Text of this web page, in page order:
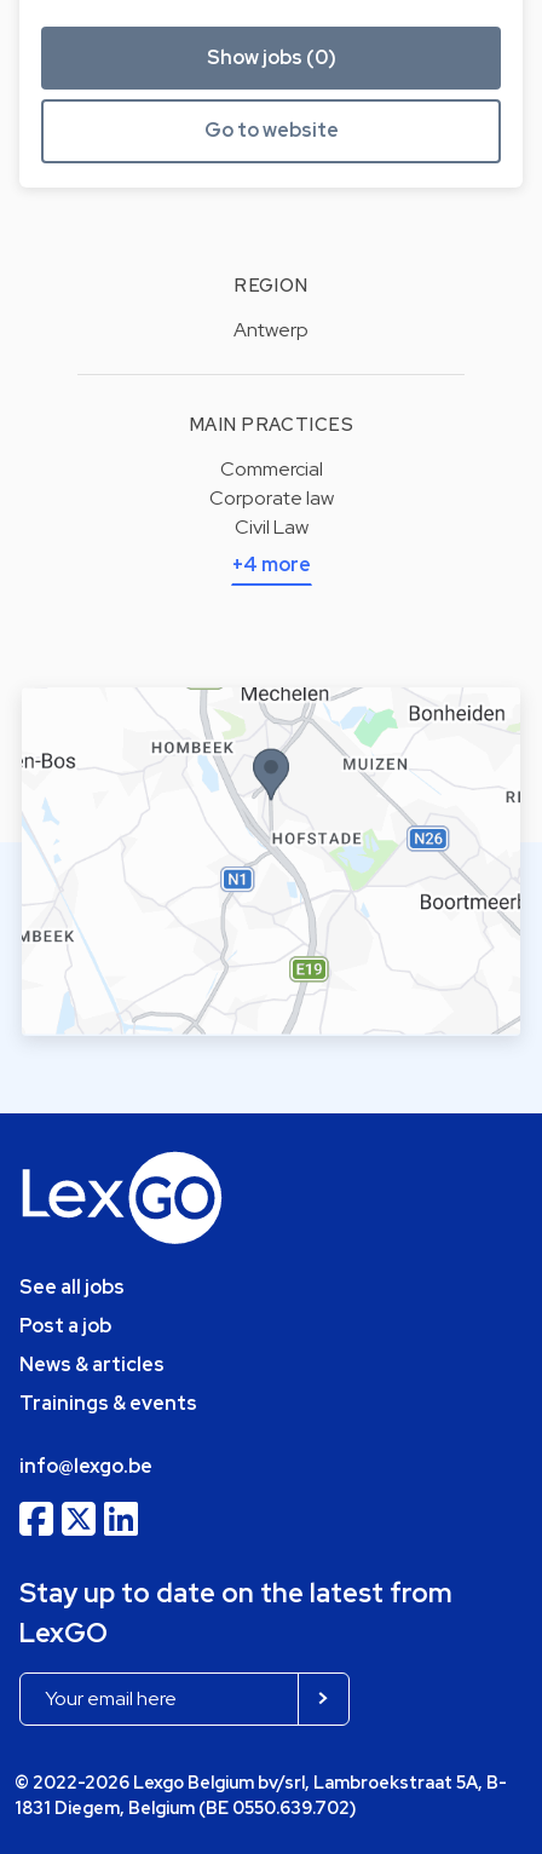
Show jobs (0)
Go to website
REGION
Antwerp
MAIN PRACTICES
Commercial
Corporate law
Civil Law
+4 more
See all jobs
Post a job
News & articles
Trainings & events
info@lexgo.be
Stay up to date on the latest from
LexGO
© 2022-2026 Lexgo Belgium bv/srl, Lambroekstraat 5A, B-
1831 Diegem, Belgium (BE 0550.639.702)